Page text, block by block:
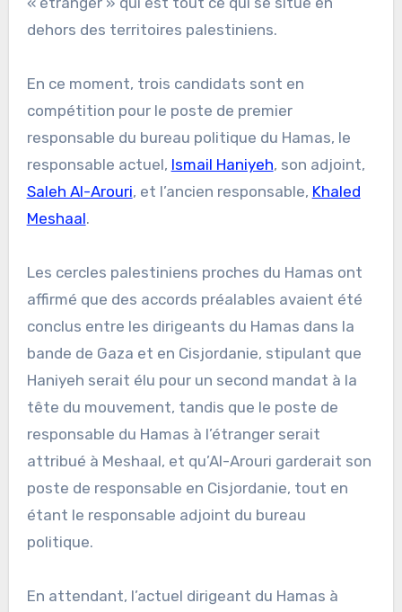
dehors des territoires palestiniens.
En ce moment, trois candidats sont en
compétition pour le poste de premier
responsable du bureau politique du Hamas, le
responsable actuel, Ismail Haniyeh, son adjoint,
Saleh Al-Arouri, et l’ancien responsable, Khaled
Meshaal.
Les cercles palestiniens proches du Hamas ont
affirmé que des accords préalables avaient été
conclus entre les dirigeants du Hamas dans la
bande de Gaza et en Cisjordanie, stipulant que
Haniyeh serait élu pour un second mandat à la
tête du mouvement, tandis que le poste de
responsable du Hamas à l’étranger serait
attribué à Meshaal, et qu’Al-Arouri garderait son
poste de responsable en Cisjordanie, tout en
étant le responsable adjoint du bureau
politique.
En attendant, l’actuel dirigeant du Hamas à